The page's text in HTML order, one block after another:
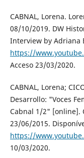
CABNAL, Lorena.
08/10/2019. DW
Interview by Adriana
https://
Acceso 23/03/2020.
CABNAL, Lorena;
Desarrollo: "Voces
Cabnal 1/2" [online].
23/06/2015.
https://
10/03/2020.